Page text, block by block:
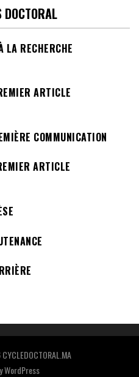
DOCTORAL
LA RECHERCHE
ARTICLE
COMMUNICATION
ARTICLE
WordPress